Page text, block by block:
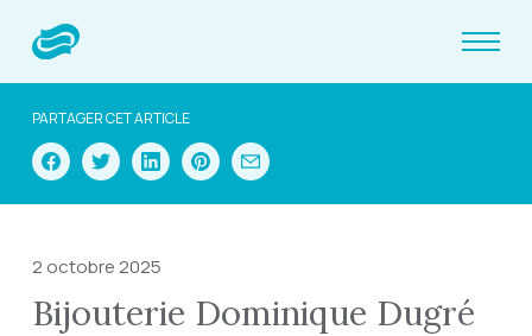
PARTAGER CET ARTICLE
2 octobre 2025
Bijouterie Dominique Dugré